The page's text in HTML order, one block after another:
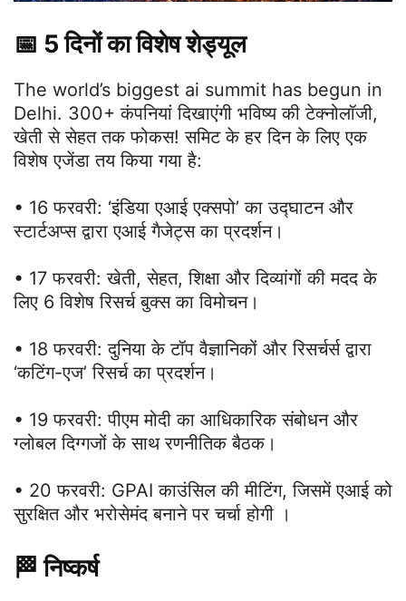
📅 5 दिनों का विशेष शेड्यूल
The world’s biggest ai summit has begun in
Delhi. 300+ कंपनियां दिखाएंगी भविष्य की टेक्नोलॉजी,
खेती से सेहत तक फोकस! समिट के हर दिन के लिए एक
विशेष एजेंडा तय किया गया है:
• 16 फरवरी: ‘इंडिया एआई एक्सपो’ का उद्घाटन और
स्टार्टअप्स द्वारा एआई गैजेट्स का प्रदर्शन।
• 17 फरवरी: खेती, सेहत, शिक्षा और दिव्यांगों की मदद के
लिए 6 विशेष रिसर्च बुक्स का विमोचन।
• 18 फरवरी: दुनिया के टॉप वैज्ञानिकों और रिसर्चर्स द्वारा
‘कटिंग-एज’ रिसर्च का प्रदर्शन।
• 19 फरवरी: पीएम मोदी का आधिकारिक संबोधन और
ग्लोबल दिग्गजों के साथ रणनीतिक बैठक।
• 20 फरवरी: GPAI काउंसिल की मीटिंग, जिसमें एआई को
सुरक्षित और भरोसेमंद बनाने पर चर्चा होगी ।
🏁निष्कर्ष